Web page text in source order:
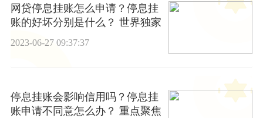
网贷停息挂账怎么申请？停息挂
账的好坏分别是什么？ 世界独家
2023-06-27 09:37:37
停息挂账会影响信用吗？停息挂
账申请不同意怎么办？ 重点聚焦